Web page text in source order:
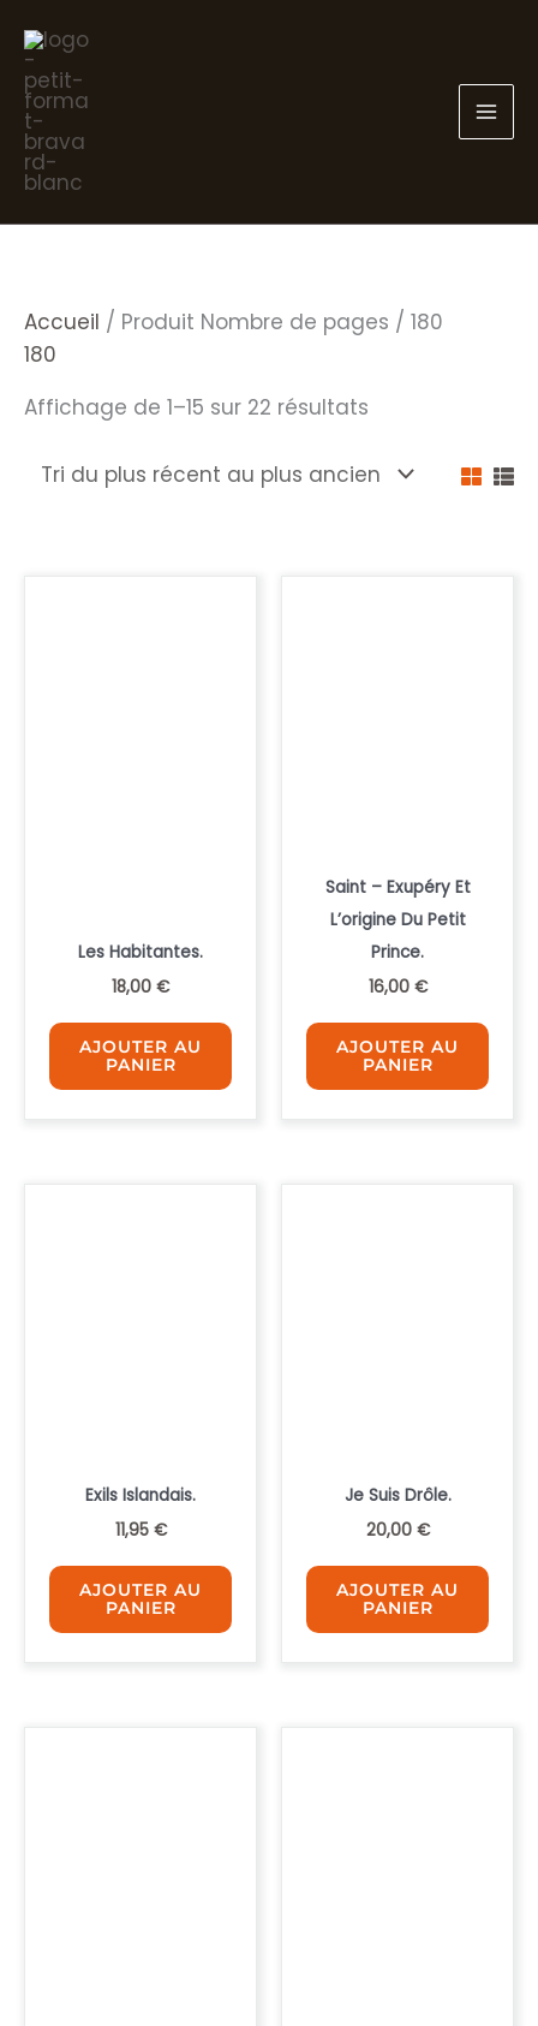
au
contenu
Accueil / Produit Nombre de pages / 180
180
Affichage de 1–15 sur 22 résultats
plus
Les Habitantes.
18,00 €
AJOUTER AU
PANIER
Saint – Exupéry Et
L’origine Du Petit
Prince.
16,00 €
AJOUTER AU
PANIER
Exils Islandais.
11,95 €
AJOUTER AU
PANIER
Je Suis Drôle.
20,00 €
AJOUTER AU
PANIER